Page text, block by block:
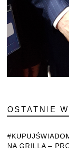
OSTATNIE
NA GRILLA –